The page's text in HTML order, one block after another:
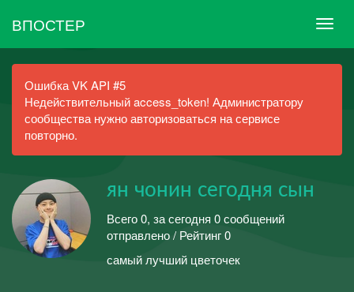
ВПОСТЕР
Ошибка VK API #5
Недействительный access_token! Администратору
сообщества нужно авторизоваться на сервисе
повторно.
ян чонин сегодня сын
Всего 0, за сегодня 0 сообщений
отправлено / Рейтинг 0
самый лучший цветочек